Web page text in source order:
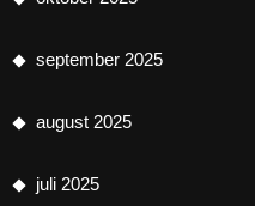
september 2025
august 2025
juli 2025